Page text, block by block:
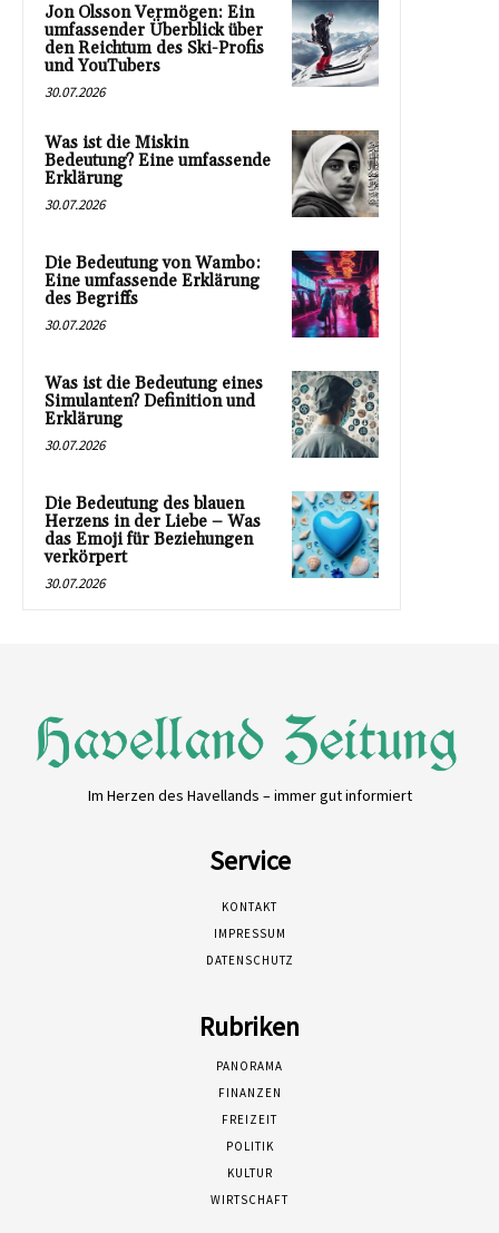
Jon Olsson Vermögen: Ein
umfassender Überblick über
den Reichtum des Ski-Profis
und YouTubers
30.07.2026
Was ist die Miskin
Bedeutung? Eine umfassende
Erklärung
30.07.2026
Die Bedeutung von Wambo:
Eine umfassende Erklärung
des Begriffs
30.07.2026
Was ist die Bedeutung eines
Simulanten? Definition und
Erklärung
30.07.2026
Die Bedeutung des blauen
Herzens in der Liebe – Was
das Emoji für Beziehungen
verkörpert
30.07.2026
Im Herzen des Havellands – immer gut informiert
Service
KONTAKT
IMPRESSUM
DATENSCHUTZ
Rubriken
PANORAMA
FINANZEN
FREIZEIT
POLITIK
KULTUR
WIRTSCHAFT